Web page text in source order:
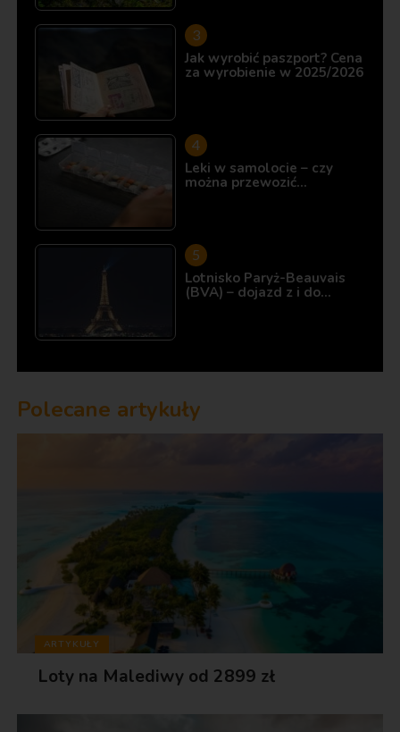
Jak wyrobić paszport? Cena
za wyrobienie w 2025/2026
Leki w samolocie – czy
można przewozić…
Lotnisko Paryż-Beauvais
(BVA) – dojazd z i do…
Polecane artykuły
ARTYKUŁY
Loty na Malediwy od 2899 zł